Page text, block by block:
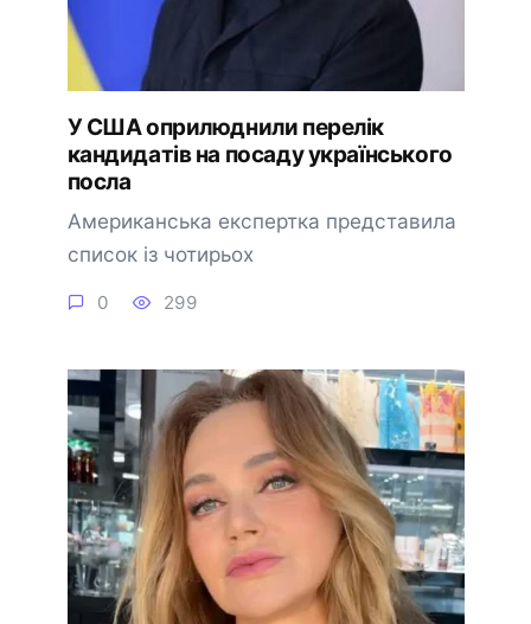
У США оприлюднили перелік
кандидатів на посаду українського
посла
Американська експертка представила
список із чотирьох
0 299